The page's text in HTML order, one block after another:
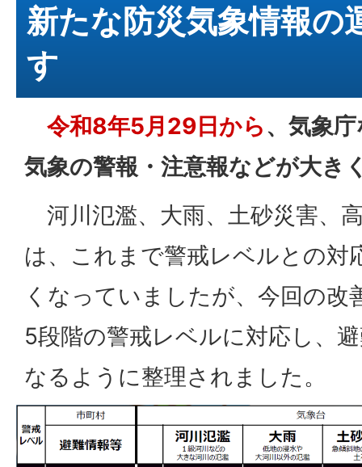
新たな防災気象情報の
す
令和8年5月29日から、気象
気象の警報・注意報などが大き
河川氾濫、大雨、土砂災害、
は、これまで警戒レベルとの対
くなっていましたが、今回の改
5段階の警戒レベルに対応し、
なるように整理されました。